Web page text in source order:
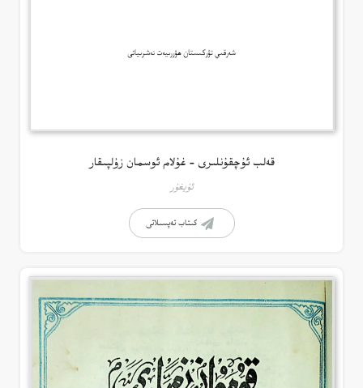
قەلب ئۇچقۇنلىرى – غۇلام ئوسمان زۇلپىقار
ئۇيغۇر
كىتاب تەپسىلاتى